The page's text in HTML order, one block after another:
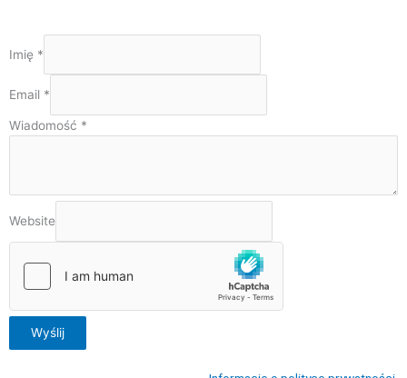
Imię *
Email *
Wiadomość *
Website
Wyślij